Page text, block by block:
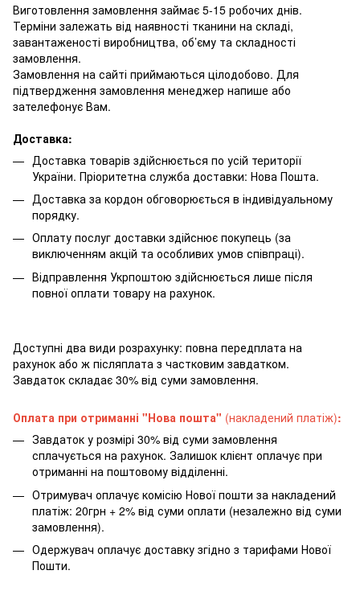
Виготовлення замовлення займає 5-15 робочих днів.
Терміни залежать від наявності тканини на складі,
завантаженості виробництва, об’єму та складності
замовлення.
Замовлення на сайті приймаються цілодобово. Для
підтвердження замовлення менеджер напише або
зателефонує Вам.
Доставка:
Доставка товарів здійснюється по усій території
України. Пріоритетна служба доставки: Нова Пошта.
Доставка за кордон обговорюється в індивідуальному
порядку.
Оплату послуг доставки здійснює покупець (за
виключенням акцій та особливих умов співпраці).
Відправлення Укрпоштою здійснюється лише після
повної оплати товару на рахунок.
Доступні два види розрахунку: повна передплата на
рахунок або ж післяплата з частковим завдатком.
Завдаток складає 30% від суми замовлення.
Оплата при отриманні "Нова пошта" (накладений платіж):
Завдаток у розмірі 30% від суми замовлення
сплачується на рахунок. Залишок клієнт оплачує при
отриманні на поштовому відділенні.
Отримувач оплачує комісію Нової пошти за накладений
платіж: 20грн + 2% від суми оплати (незалежно від суми
замовлення).
Одержувач оплачує доставку згідно з тарифами Нової
Пошти.